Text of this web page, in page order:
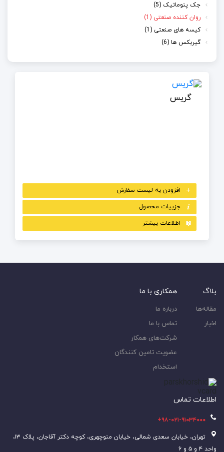
جک پنوماتیک (5)
روان کننده صنعتی (1)
کیسه های صنعتی (1)
گیربکس ها (6)
گریس
افزودن به لیست سفارش
جزییات محصول
اطلاعات بیشتر
بلاگ
مقاله‌ها
اخبار
همکاری با ما
درباره ما
تماس با ما
شرکت‌های همکار
عضویت تامین کنندگان
استخدام
اطلاعات تماس
۹۸-۰۲۱-۹۱۰۳۴۰۰۰+
تهران، خیابان سعدی شمالی، خیابان منوچهری، کوچه دکتر آقاجان، پلاک ۱۳،
واحد ۴ و ۵ و ۶